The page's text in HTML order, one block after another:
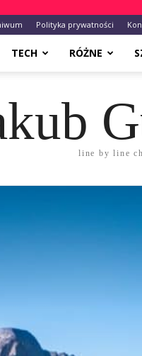
Polityka prywatności
TECH RÓŻNE
line by line